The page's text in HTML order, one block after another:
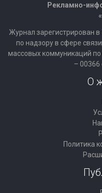
Рекламно-
Журнал зарегистрирован
по надзору в сфере
массовых коммуникаций
– 00366
О
Политика